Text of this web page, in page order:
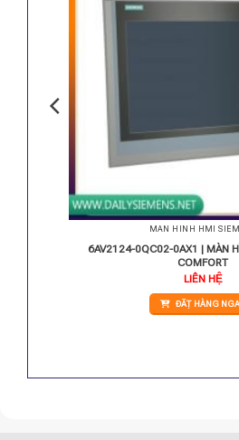
MÀN HÌNH HMI
6AV2124-0QC02-0AX1 | MÀN
COMFORT
LIÊN HỆ
ĐẶT HÀNG